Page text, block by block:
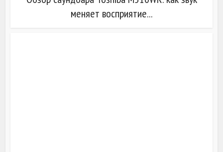
меняет восприятие...